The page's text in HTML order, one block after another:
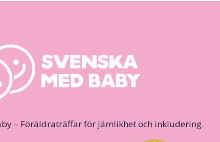
– Föräldraträffar för jämlikhet och inkludering.